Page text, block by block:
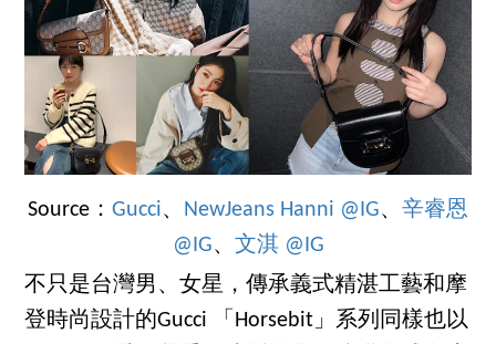
Source： Gucci、 NewJeans Hanni @IG、 辛睿恩
@IG、 文淇 @IG
不只是台灣男、女星，傳承義式精湛工藝和摩
登時尚設計的Gucci 「Horsebit」系列同樣也以